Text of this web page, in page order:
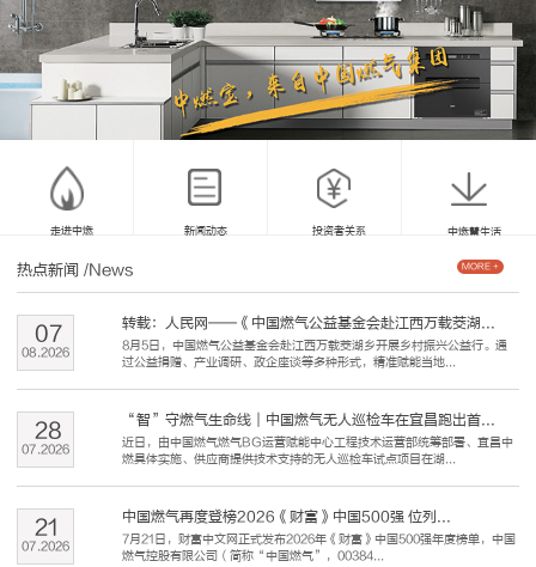
走进中燃 新闻动态 投资者关系 中燃慧生活
热点新闻 /News
转载：人民网——《中国燃气公益基金会赴江西万载茭湖...
8月5日，中国燃气公益基金会赴江西万载茭湖乡开展乡村振兴公益行。通
过公益捐赠、产业调研、政企座谈等多种形式，精准赋能当地...
08.2026
07
“智”守燃气生命线｜中国燃气无人巡检车在宜昌跑出首...
近日，由中国燃气燃气BG运营赋能中心工程技术运营部统筹部署、宜昌中
燃具体实施、供应商提供技术支持的无人巡检车试点项目在湖...
07.2026
28
中国燃气再度登榜2026《财富》中国500强 位列...
7月21日，财富中文网正式发布2026年《财富》中国500强年度榜单，中国
燃气控股有限公司（简称“中国燃气”，00384...
07.2026
21
MORE +